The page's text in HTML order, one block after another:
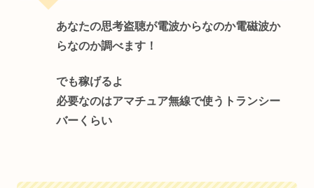
あなたの思考盗聴が電波からなのか電磁波か
らなのか調べます！
でも稼げるよ
必要なのはアマチュア無線で使うトランシー
バーくらい